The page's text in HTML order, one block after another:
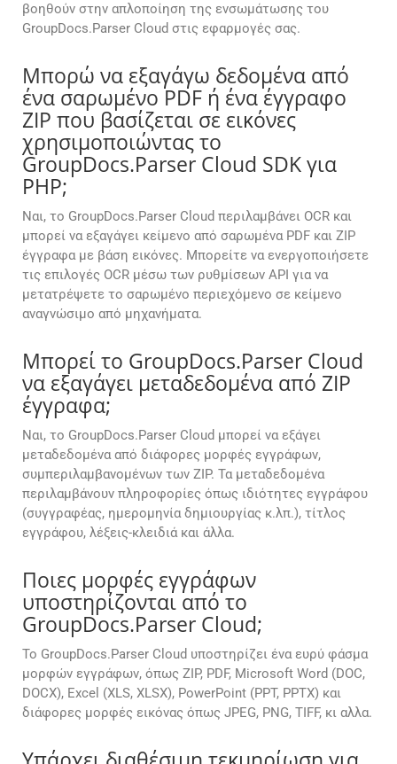
βοηθούν στην απλοποίηση της ενσωμάτωσης του
GroupDocs.Parser Cloud στις εφαρμογές σας.
Μπορώ να εξαγάγω δεδομένα από
ένα σαρωμένο PDF ή ένα έγγραφο
ZIP που βασίζεται σε εικόνες
χρησιμοποιώντας το
GroupDocs.Parser Cloud SDK για
PHP;
Ναι, το GroupDocs.Parser Cloud περιλαμβάνει OCR και
μπορεί να εξαγάγει κείμενο από σαρωμένα PDF και ZIP
έγγραφα με βάση εικόνες. Μπορείτε να ενεργοποιήσετε
τις επιλογές OCR μέσω των ρυθμίσεων API για να
μετατρέψετε το σαρωμένο περιεχόμενο σε κείμενο
αναγνώσιμο από μηχανήματα.
Μπορεί το GroupDocs.Parser Cloud
να εξαγάγει μεταδεδομένα από ZIP
έγγραφα;
Ναι, το GroupDocs.Parser Cloud μπορεί να εξάγει
μεταδεδομένα από διάφορες μορφές εγγράφων,
συμπεριλαμβανομένων των ZIP. Τα μεταδεδομένα
περιλαμβάνουν πληροφορίες όπως ιδιότητες εγγράφου
(συγγραφέας, ημερομηνία δημιουργίας κ.λπ.), τίτλος
εγγράφου, λέξεις-κλειδιά και άλλα.
Ποιες μορφές εγγράφων
υποστηρίζονται από το
GroupDocs.Parser Cloud;
Το GroupDocs.Parser Cloud υποστηρίζει ένα ευρύ φάσμα
μορφών εγγράφων, όπως ZIP, PDF, Microsoft Word (DOC,
DOCX), Excel (XLS, XLSX), PowerPoint (PPT, PPTX) και
διάφορες μορφές εικόνας όπως JPEG, PNG, TIFF, κι αλλα.